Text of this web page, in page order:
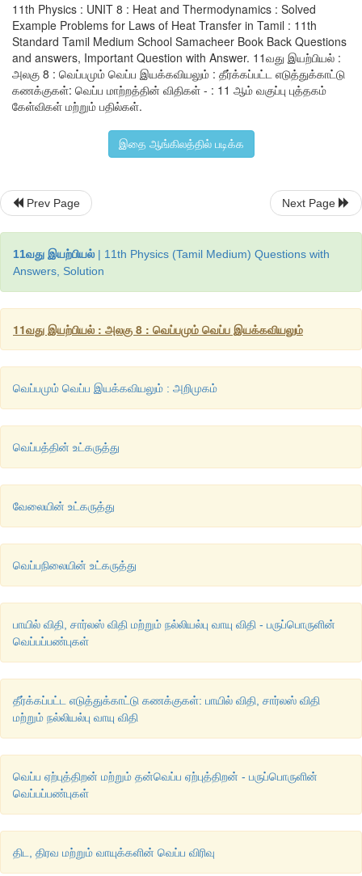
ஸ்டெஃபான் - போல்ஸ்ட்மென் விதியிலிருந்து
கரும்பொருள் B, கரும்பொருள் A வை விட குறைந்த
எனவே கரும்பொருள் A வை விட அதிக ஆற்றல் கொண்ட
11th Physics : UNIT 8 : Heat and Thermodynamics : Solved
Example Problems for Laws of Heat Transfer in Tamil : 11th
Standard Tamil Medium School Samacheer Book Back Questions
and answers, Important Question with Answer. 11வது இயற்பியல் :
அலகு 8 : வெப்பமும் வெப்ப இயக்கவியலும் : தீர்க்கப்பட்ட எடுத்துக்காட்டு
கணக்குகள்: வெப்ப மாற்றத்தின் விதிகள் - : 11 ஆம் வகுப்பு புத்தகம்
கேள்விகள் மற்றும் பதில்கள்.
இதை ஆங்கிலத்தில் படிக்க
Prev Page Next Page
11வது இயற்பியல் | 11th Physics (Tamil Medium) Questions with
Answers, Solution
11வது இயற்பியல் : அலகு 8 : வெப்பமும் வெப்ப இயக்கவியலும்
வெப்பமும் வெப்ப இயக்கவியலும் : அறிமுகம்
வெப்பத்தின் உட்கருத்து
வேலையின் உட்கருத்து
வெப்பநிலையின் உட்கருத்து
பாயில் விதி, சார்லஸ் விதி மற்றும் நல்லியல்பு வாயு விதி - பருப்பொருளின்
வெப்பப்பண்புகள்
தீர்க்கப்பட்ட எடுத்துக்காட்டு கணக்குகள்: பாயில் விதி, சார்லஸ் விதி
மற்றும் நல்லியல்பு வாயு விதி
வெப்ப ஏற்புத்திறன் மற்றும் தன்வெப்ப ஏற்புத்திறன் - பருப்பொருளின்
வெப்பப்பண்புகள்
திட, திரவ மற்றும் வாயுக்களின் வெப்ப விரிவு